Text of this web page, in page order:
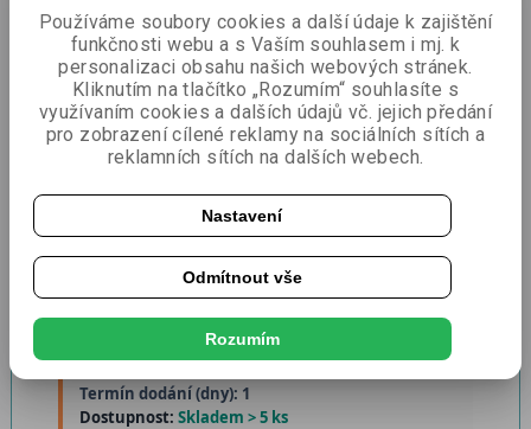
4v1 RSV / Chřipka A/B Covid
SARS-CoV-2 výtěrový test -
VivaDiag - 25ks
Termín dodání (dny): 1
Dostupnost: Skladem > 5 ks
Používáme soubory cookies a další údaje k zajištění
funkčnosti webu a s Vaším souhlasem i mj. k
personalizaci obsahu našich webových stránek.
Kliknutím na tlačítko „Rozumím“ souhlasíte s
využívaním cookies a dalších údajů vč. jejich předání
pro zobrazení cílené reklamy na sociálních sítích a
reklamních sítích na dalších webech.
Nastavení
Odmítnout vše
Rozumím